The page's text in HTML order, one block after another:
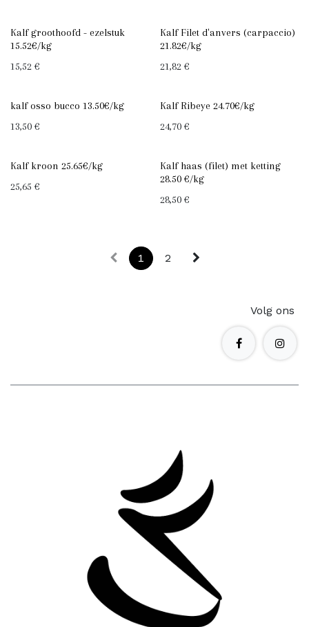
Kalf groothoofd - ezelstuk
15.52€/kg
15,52€
Kalf Filet d'anvers (carpaccio)
21.82€/kg
21,82€
kalf osso bucco 13.50€/kg
13,50€
Kalf Ribeye 24.70€/kg
24,70€
Kalf kroon 25.65€/kg
25,65 €
Kalf haas (filet) met ketting
28.50 €/kg
28,50€
1 2
Volg ons